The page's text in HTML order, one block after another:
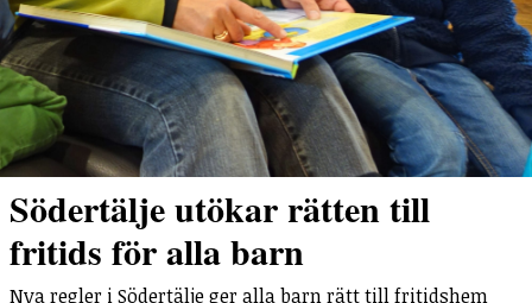
Södertälje utökar rätten till
fritids för alla barn
Nya regler i Södertälje ger alla barn rätt till fritidshem